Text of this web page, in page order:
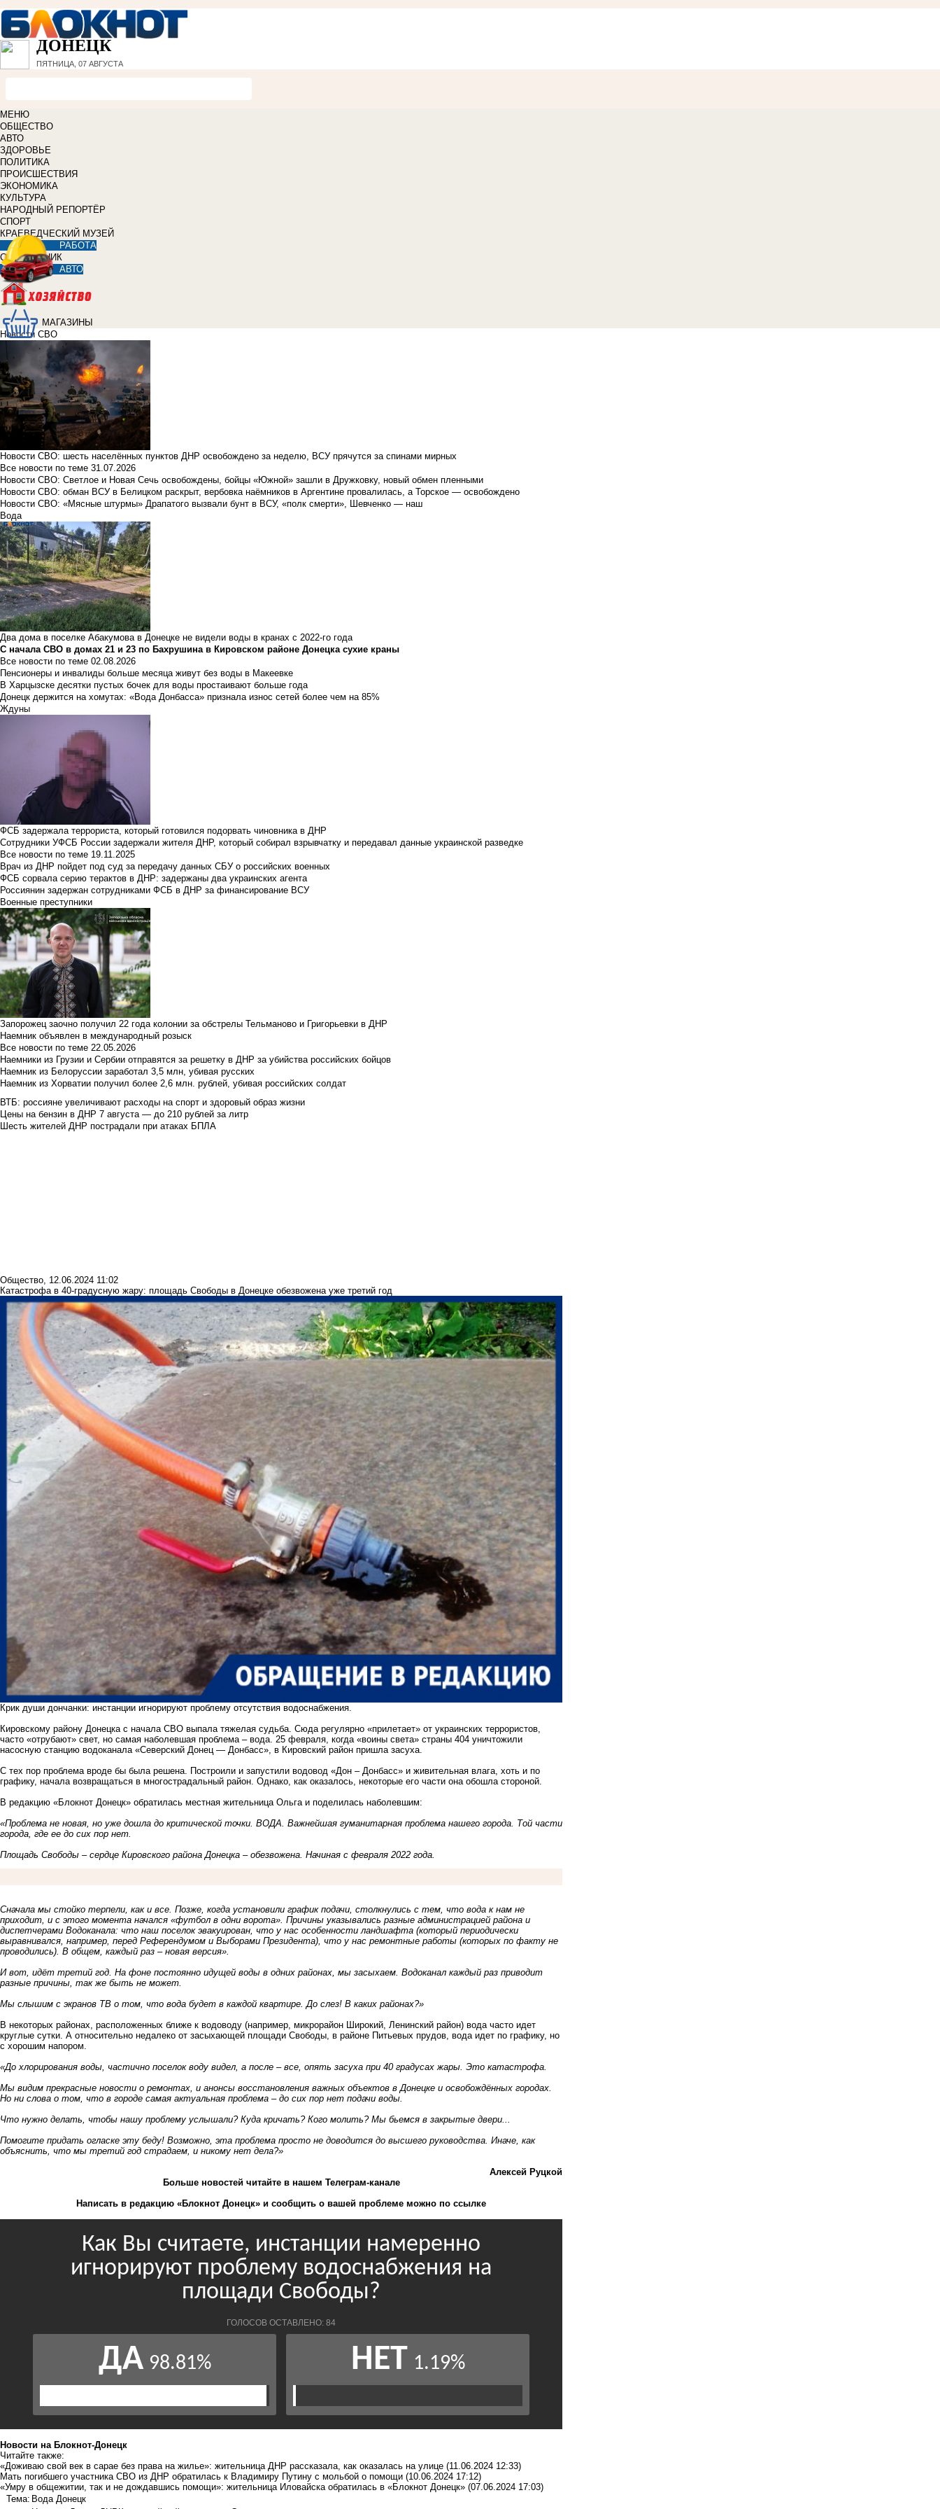
ДОНЕЦК
ПЯТНИЦА, 07 АВГУСТА
МЕНЮ
ОБЩЕСТВО
АВТО
ЗДОРОВЬЕ
ПОЛИТИКА
ПРОИСШЕСТВИЯ
ЭКОНОМИКА
КУЛЬТУРА
НАРОДНЫЙ РЕПОРТЁР
СПОРТ
КРАЕВЕДЧЕСКИЙ МУЗЕЙ
РАБОТА
СПРАВОЧНИК
АВТО
МАГАЗИНЫ
Новости СВО
Новости СВО: шесть населённых пунктов ДНР освобождено за неделю, ВСУ прячутся за спинами мирных
Все новости по теме 31.07.2026
Новости СВО: Светлое и Новая Сечь освобождены, бойцы «Южной» зашли в Дружковку, новый обмен пленными
Новости СВО: обман ВСУ в Белицком раскрыт, вербовка наёмников в Аргентине провалилась, а Торское — освобождено
Новости СВО: «Мясные штурмы» Драпатого вызвали бунт в ВСУ, «полк смерти», Шевченко — наш
Вода
Два дома в поселке Абакумова в Донецке не видели воды в кранах с 2022-го года
С начала СВО в домах 21 и 23 по Бахрушина в Кировском районе Донецка сухие краны
Все новости по теме 02.08.2026
Пенсионеры и инвалиды больше месяца живут без воды в Макеевке
В Харцызске десятки пустых бочек для воды простаивают больше года
Донецк держится на хомутах: «Вода Донбасса» признала износ сетей более чем на 85%
Ждуны
ФСБ задержала террориста, который готовился подорвать чиновника в ДНР
Сотрудники УФСБ России задержали жителя ДНР, который собирал взрывчатку и передавал данные украинской разведке
Все новости по теме 19.11.2025
Врач из ДНР пойдет под суд за передачу данных СБУ о российских военных
ФСБ сорвала серию терактов в ДНР: задержаны два украинских агента
Россиянин задержан сотрудниками ФСБ в ДНР за финансирование ВСУ
Военные преступники
Запорожец заочно получил 22 года колонии за обстрелы Тельманово и Григорьевки в ДНР
Наемник объявлен в международный розыск
Все новости по теме 22.05.2026
Наемники из Грузии и Сербии отправятся за решетку в ДНР за убийства российских бойцов
Наемник из Белоруссии заработал 3,5 млн, убивая русских
Наемник из Хорватии получил более 2,6 млн. рублей, убивая российских солдат
ВТБ: россияне увеличивают расходы на спорт и здоровый образ жизни
Цены на бензин в ДНР 7 августа — до 210 рублей за литр
Шесть жителей ДНР пострадали при атаках БПЛА
Общество 12.06.2024 11:02
Катастрофа в 40-градусную жару: площадь Свободы в Донецке обезвожена уже третий год
Крик души дончанки: инстанции игнорируют проблему отсутствия водоснабжения.
Кировскому району Донецка с начала СВО выпала тяжелая судьба. Сюда регулярно «прилетает» от украинских террористов,
часто «отрубают» свет, но самая наболевшая проблема – вода. 25 февраля, когда «воины света» страны 404 уничтожили
насосную станцию водоканала «Северский Донец — Донбасс», в Кировский район пришла засуха.
С тех пор проблема вроде бы была решена. Построили и запустили водовод «Дон – Донбасс» и живительная влага, хоть и по
графику, начала возвращаться в многострадальный район. Однако, как оказалось, некоторые его части она обошла стороной.
В редакцию «Блокнот Донецк» обратилась местная жительница Ольга и поделилась наболевшим:
«Проблема не новая, но уже дошла до критической точки. ВОДА. Важнейшая гуманитарная проблема нашего города. Той части
города, где ее до сих пор нет.
Площадь Свободы – сердце Кировского района Донецка – обезвожена. Начиная с февраля 2022 года.
Сначала мы стойко терпели, как и все. Позже, когда установили график подачи, столкнулись с тем, что вода к нам не
приходит, и с этого момента начался «футбол в одни ворота». Причины указывались разные администрацией района и
диспетчерами Водоканала: что наш поселок эвакуирован, что у нас особенности ландшафта (который периодически
выравнивался, например, перед Референдумом и Выборами Президента), что у нас ремонтные работы (которых по факту не
проводились). В общем, каждый раз – новая версия».
И вот, идёт третий год. На фоне постоянно идущей воды в одних районах, мы засыхаем. Водоканал каждый раз приводит
разные причины, так же быть не может.
Мы слышим с экранов ТВ о том, что вода будет в каждой квартире. До слез! В каких районах?»
В некоторых районах, расположенных ближе к водоводу (например, микрорайон Широкий, Ленинский район) вода часто идет
круглые сутки. А относительно недалеко от засыхающей площади Свободы, в районе Питьевых прудов, вода идет по графику, но
с хорошим напором.
«До хлорирования воды, частично поселок воду видел, а после – все, опять засуха при 40 градусах жары. Это катастрофа.
Мы видим прекрасные новости о ремонтах, и анонсы восстановления важных объектов в Донецке и освобождённых городах.
Но ни слова о том, что в городе самая актуальная проблема – до сих пор нет подачи воды.
Что нужно делать, чтобы нашу проблему услышали? Куда кричать? Кого молить? Мы бьемся в закрытые двери...
Помогите придать огласке эту беду! Возможно, эта проблема просто не доводится до высшего руководства. Иначе, как
объяснить, что мы третий год страдаем, и никому нет дела?»
Алексей Руцкой
Больше новостейчитайте в нашем Телеграм-канале
Написать в редакцию «Блокнот Донецк» и сообщить о вашей проблеме можно по ссылке
Новости на Блoкнoт-Донецк
Читайте также:
«Доживаю свой век в сарае без права на жилье»: жительница ДНР рассказала, как оказалась на улице (11.06.2024 12:33)
Мать погибшего участника СВО из ДНР обратилась к Владимиру Путину с мольбой о помощи (10.06.2024 17:12)
«Умру в общежитии, так и не дождавшись помощи»: жительница Иловайска обратилась в «Блокнот Донецк» (07.06.2024 17:03)
Тема: Вода Донецк